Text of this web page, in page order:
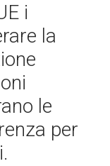
i
la
le
per